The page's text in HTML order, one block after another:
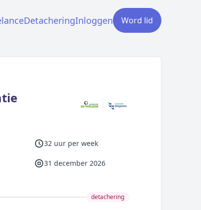
DetacheringInloggen Word lid
32 uur per week
31 december 2026
detachering